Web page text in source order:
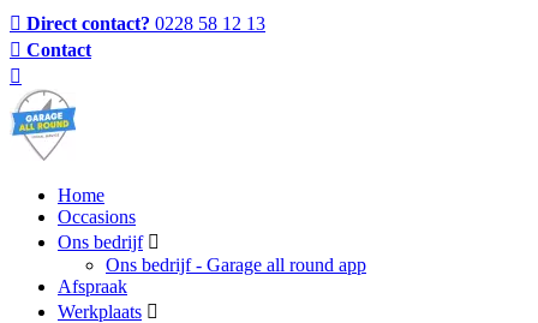
Direct contact? 0228 58 12 13
Contact
Home
Occasions
Ons bedrijf
Ons bedrijf - Garage all round app
Afspraak
Werkplaats